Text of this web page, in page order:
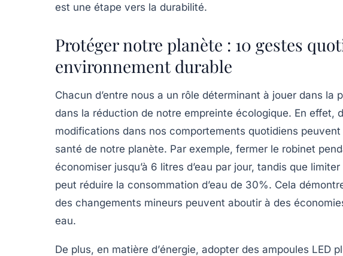
est une étape vers la durabilité.
Protéger notre planète : 10 gestes
environnement durable
Chacun d’entre nous a un rôle déterminant à jouer dans la
dans la réduction de notre empreinte écologique. En effet,
modifications dans nos comportements quotidiens
santé de notre planète. Par exemple, fermer le robinet
économiser jusqu’à 6 litres d’eau par jour, tandis que
peut réduire la consommation d’eau de 30%. Cela
des changements mineurs peuvent aboutir à des
eau.
De plus, en matière d’énergie, adopter des ampoules LED